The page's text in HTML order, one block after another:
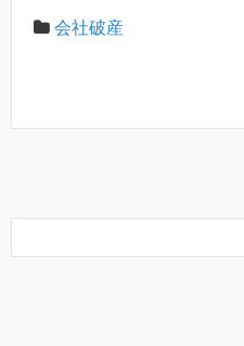
会社破産